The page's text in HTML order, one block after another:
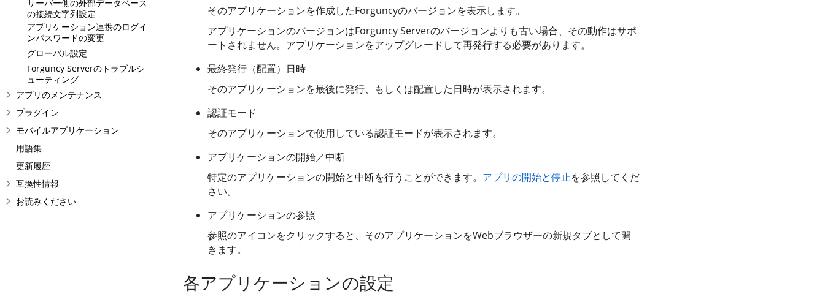
サーバー側の外部データベース
の接続文字列設定
アプリケーション連携のログイ
ンパスワードの変更
グローバル設定
Forguncy Serverのトラブルシ
ューティング
アプリのメンテナンス
プラグイン
モバイルアプリケーション
用語集
更新履歴
互換性情報
お読みください
そのアプリケーションを作成したForguncyのバージョンを表示します。
アプリケーションのバージョンはForguncy Serverのバージョンよりも古い場合、その動作はサポ
ートされません。アプリケーションをアップグレードして再発行する必要があります。
最終発行（配置）日時
そのアプリケーションを最後に発行、もしくは配置した日時が表示されます。
認証モード
そのアプリケーションで使用している認証モードが表示されます。
アプリケーションの開始／中断
特定のアプリケーションの開始と中断を行うことができます。 アプリの開始と停止を参照してくだ
さい。
アプリケーションの参照
参照のアイコンをクリックすると、そのアプリケーションをWebブラウザーの新規タブとして開
きます。
各アプリケーションの設定